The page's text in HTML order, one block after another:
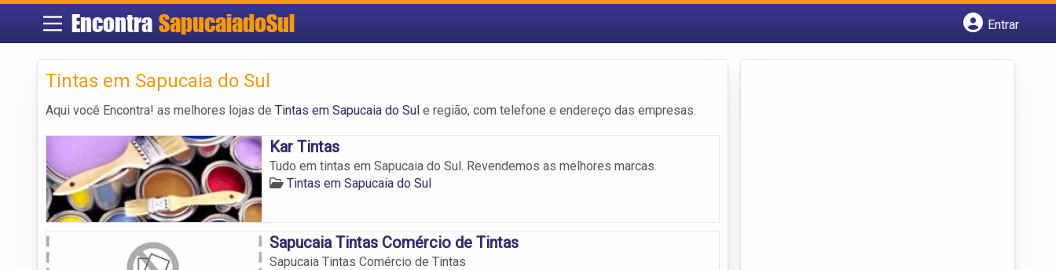
Encontra SapucaiadoSul
Entrar
Tintas em Sapucaia do Sul
Aqui você Encontra! as melhores lojas de Tintas em Sapucaia do Sul e região, com telefone e endereço das empresas.
Kar Tintas
Tudo em tintas em Sapucaia do Sul. Revendemos as melhores marcas.
Tintas em Sapucaia do Sul
Sapucaia Tintas Comércio de Tintas
Sapucaia Tintas Comércio de Tintas